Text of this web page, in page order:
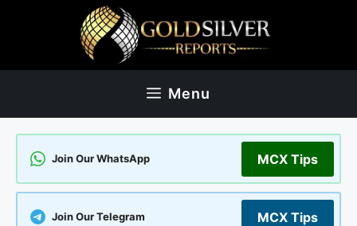
Menu
Join Our WhatsApp MCX Tips
Join Our Telegram MCX Tips